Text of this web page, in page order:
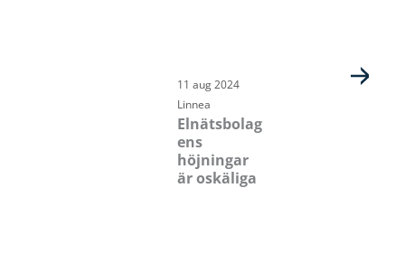
11 aug 2024
Linnea
Elnätsbolag
ens
höjningar
är oskäliga